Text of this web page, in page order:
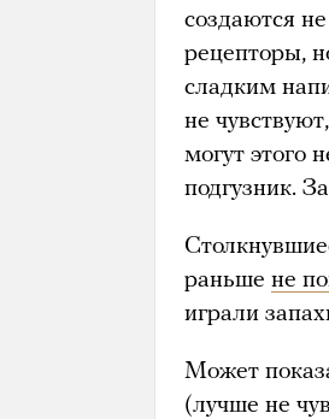
создаются
рецепторы,
сладким
не
могут этого
подгузник.
раньше не
играли
Может
(лучше не